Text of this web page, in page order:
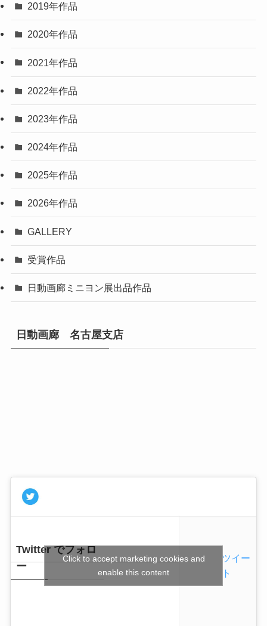
2019年作品
2020年作品
2021年作品
2022年作品
2023年作品
2024年作品
2025年作品
2026年作品
GALLERY
受賞作品
日動画廊ミニヨン展出品作品
日動画廊 名古屋支店
Twitter でフォロ
ー
ツイー
ト
Click to accept marketing cookies and
enable this content